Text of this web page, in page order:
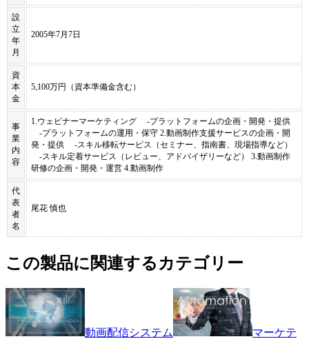
設
立
年
月
2005年7月7日
資
本
金
5,100万円（資本準備金含む）
事
業
内
容
1.ウェビナーマーケティング -プラットフォームの企画・開発・提供
-プラットフォームの運用・保守 2.動画制作支援サービスの企画・開
発・提供 -スキル移転サービス（セミナー、指南書、現場指導など）
-スキル定着サービス（レビュー、アドバイザリーなど） 3.動画制作
研修の企画・開発・運営 4.動画制作
代
表
者
名
尾花 慎也
この製品に関連するカテゴリー
動画配信システム マーケテ